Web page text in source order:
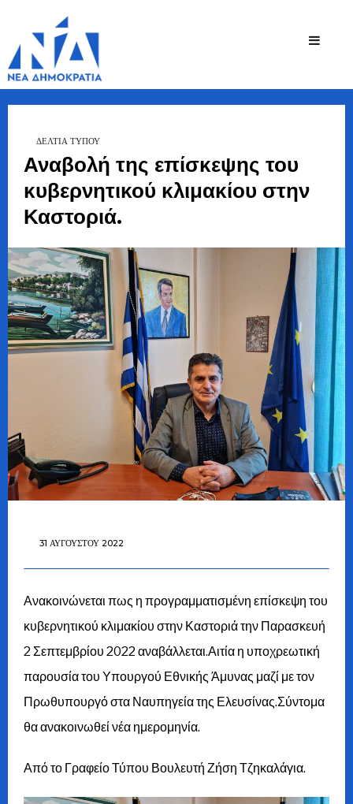
Ζήσης
Bουλευτής Ν.
Αναβολή της επίσκεψης του
κυβερνητικού κλιμακίου στην
Καστοριά.
ΔΕΛΤΙΑ ΤΥΠΟΥ
31 ΑΥΓΟΎΣΤΟΥ 2022
Ανακοινώνεται πως η προγραμματισμένη επίσκεψη του
κυβερνητικού κλιμακίου στην Καστοριά την Παρασκευή
2 Σεπτεμβρίου 2022 αναβάλλεται.Αιτία η υποχρεωτική
παρουσία του Υπουργού Εθνικής Άμυνας μαζί με τον
Πρωθυπουργό στα Ναυπηγεία της Ελευσίνας.Σύντομα
θα ανακοινωθεί νέα ημερομηνία.
Από το Γραφείο Τύπου Βουλευτή Ζήση Τζηκαλάγια.